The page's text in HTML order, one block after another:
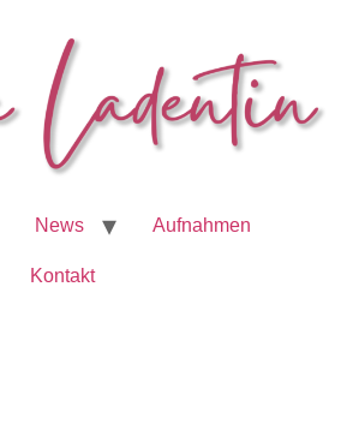
News Aufnahmen
Kontakt